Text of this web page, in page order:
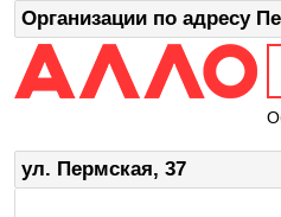
Организации по адресу
ул. Пермская, 37